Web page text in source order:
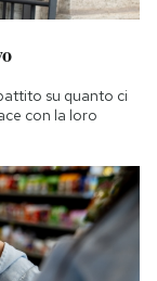
su quanto ci
con la loro